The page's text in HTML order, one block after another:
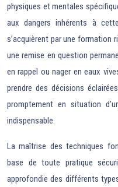
physiques et mentales
aux dangers inhérents à
s’acquièrent par une formation
une remise en question
en rappel ou nager en eaux
prendre des décisions
promptement en situation
indispensable.
La maîtrise des techniques
base de toute pratique
approfondie des différents